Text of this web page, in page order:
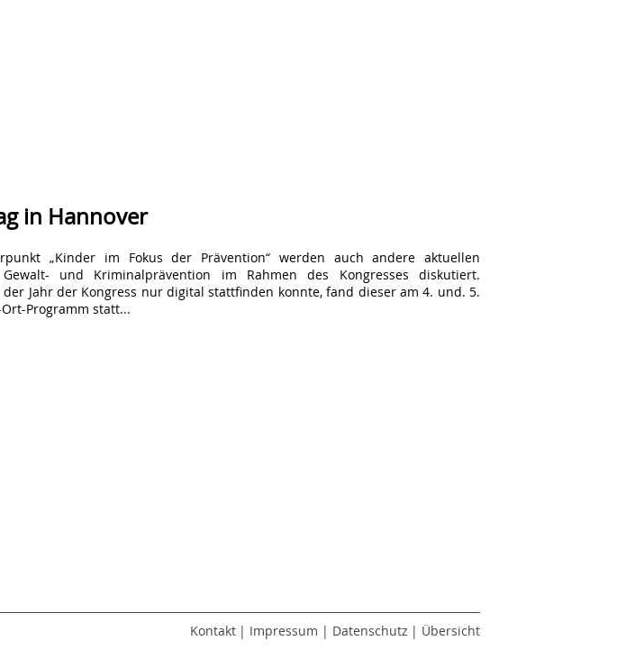
in Hannover
„Kinder im Fokus der Prävention“ werden auch andere aktuellen
und Kriminalprävention im Rahmen des Kongresses diskutiert.
Jahr der Kongress nur digital stattfinden konnte, fand dieser am 4. und. 5.
Programm statt...
Kontakt | Impressum | Datenschutz | Übersicht